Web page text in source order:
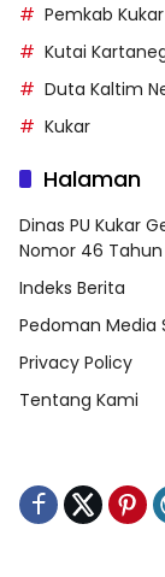
Pemkab Kukar
Kutai
Duta Kaltim
Kukar
Halaman
Dinas PU Kukar
Nomor 46 Tahun
Indeks Berita
Pedoman Media
Privacy Policy
Tentang Kami